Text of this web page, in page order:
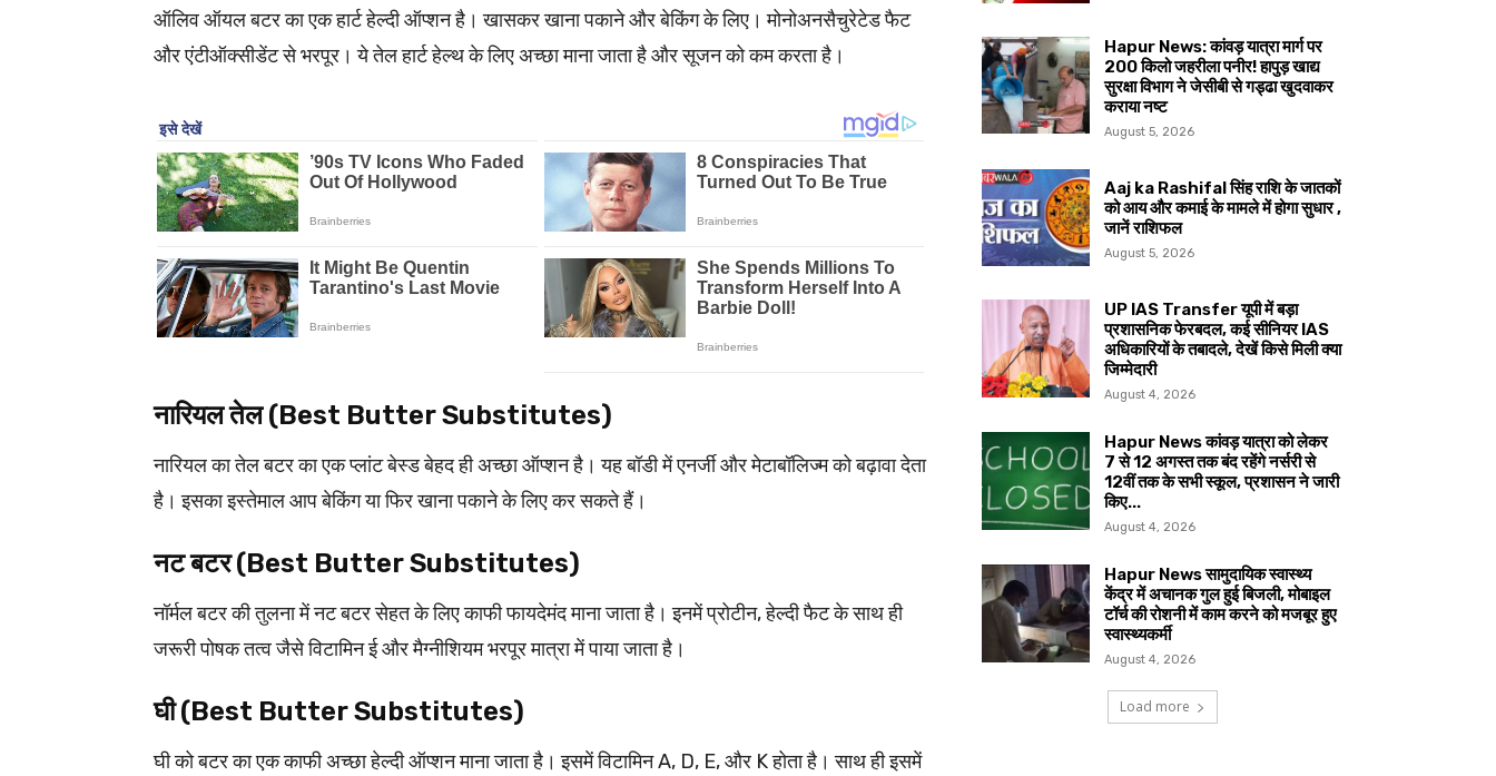
ऑलिव ऑयल बटर का एक हार्ट हेल्दी ऑप्शन है। खासकर खाना पकाने और बेकिंग के लिए। मोनोअनसैचुरेटेड फैट
और एंटीऑक्सीडेंट से भरपूर। ये तेल हार्ट हेल्थ के लिए अच्छा माना जाता है और सूजन को कम करता है।
नारियल तेल (Best Butter Substitutes)
नारियल का तेल बटर का एक प्लांट बेस्ड बेहद ही अच्छा ऑप्शन है। यह बॉडी में एनर्जी और मेटाबॉलिज्म को बढ़ावा देता
है। इसका इस्तेमाल आप बेकिंग या फिर खाना पकाने के लिए कर सकते हैं।
नट बटर (Best Butter Substitutes)
नॉर्मल बटर की तुलना में नट बटर सेहत के लिए काफी फायदेमंद माना जाता है। इनमें प्रोटीन, हेल्दी फैट के साथ ही
जरूरी पोषक तत्व जैसे विटामिन ई और मैग्नीशियम भरपूर मात्रा में पाया जाता है।
घी (Best Butter Substitutes)
घी को बटर का एक काफी अच्छा हेल्दी ऑप्शन माना जाता है। इसमें विटामिन A, D, E, और K होता है। साथ ही इसमें
Hapur News: कांवड़ यात्रा मार्ग पर
200 किलो जहरीला पनीर! हापुड़ खाद्य
सुरक्षा विभाग ने जेसीबी से गड्ढा खुदवाकर
कराया नष्ट
August 5, 2026
Aaj ka Rashifal सिंह राशि के जातकों
को आय और कमाई के मामले में होगा सुधार ,
जानें राशिफल
August 5, 2026
UP IAS Transfer यूपी में बड़ा
प्रशासनिक फेरबदल, कई सीनियर IAS
अधिकारियों के तबादले, देखें किसे मिली क्या
जिम्मेदारी
August 4, 2026
Hapur News कांवड़ यात्रा को लेकर
7 से 12 अगस्त तक बंद रहेंगे नर्सरी से
12वीं तक के सभी स्कूल, प्रशासन ने जारी
किए...
August 4, 2026
Hapur News सामुदायिक स्वास्थ्य
केंद्र में अचानक गुल हुई बिजली, मोबाइल
टॉर्च की रोशनी में काम करने को मजबूर हुए
स्वास्थ्यकर्मी
August 4, 2026
Load more